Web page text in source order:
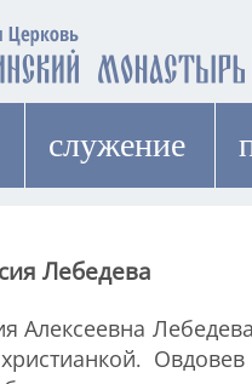
cлужение
Лебедева
Алексеевна